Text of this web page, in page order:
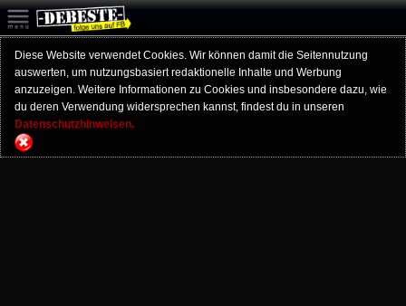
Diese Website verwendet Cookies. Wir können damit die Seitennutzung
auswerten, um nutzungsbasiert redaktionelle Inhalte und Werbung
anzuzeigen. Weitere Informationen zu Cookies und insbesondere dazu, wie
du deren Verwendung widersprechen kannst, findest du in unseren
Datenschutzhinweisen.